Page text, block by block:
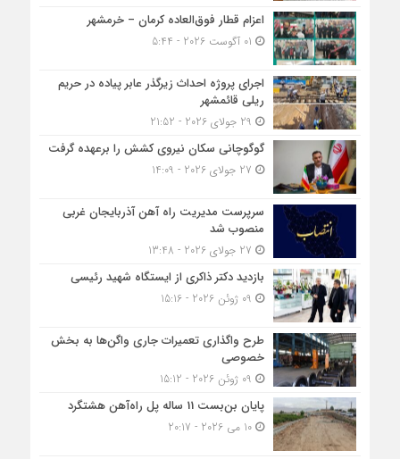
اعزام قطار فوق‌العاده کرمان – خرمشهر
اجرای پروژه احداث زیرگذر عابر پیاده در حریم
ریلی قائمشهر
گوگوچانی سکان نیروی کشش را برعهده گرفت
سرپرست مدیریت راه آهن آذربایجان غربی
منصوب شد
بازدید دکتر ذاکری از ایستگاه شهید رئیسی
طرح واگذاری تعمیرات جاری واگن‌ها به بخش
خصوصی
پایان بن‌بست 11 ساله پل راه‌آهن هشتگرد
10 می 2026 - 20:17